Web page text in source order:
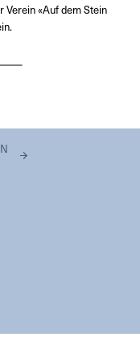
Verein «Auf dem Stein